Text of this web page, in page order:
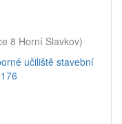
8 Horní Slavkov)
učiliště stavební